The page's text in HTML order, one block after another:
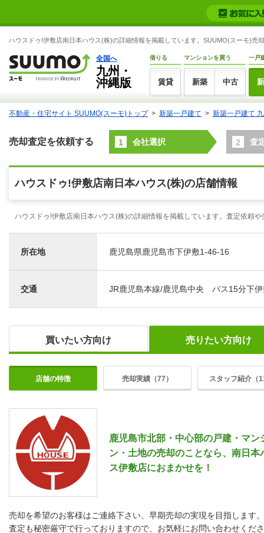
ハウスドゥ!伊敷店南日本ハウス(株)の詳細情報を掲載しています。SUUMO(スーモ)売
全国へ
九州・
沖縄版
借りる
賃貸
マンションを買う
新築 中古
一戸
不動産・住宅サイト SUUMO(スーモ)トップ 新築一戸建て 新築一戸建て
売却査定を依頼する 1 会社選択 2 査
ハウスドゥ!伊敷店南日本ハウス(株)の店舗情報
ハウスドゥ!伊敷店南日本ハウス(株)の詳細情報を掲載しています。査定依頼
所在地 鹿児島県鹿児島市下伊敷1-46-16
交通 JR鹿児島本線/鹿児島中央 バス15分下伊
買いたい方向け 売りたい方向け
店舗の特徴 売却実績（77） スタッフ紹介（
鹿児島市北部・中心部の戸建・マン
ン・土地の売却のことなら、南日本
ス伊敷店におまかせを！
売却を希望のお客様はご連絡下さい、早期売却の実現を目指します
査定も秘密厳守で行っておりますので、お気軽にお問い合わせくだ